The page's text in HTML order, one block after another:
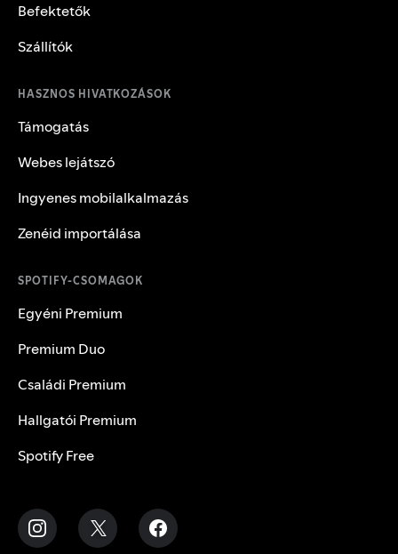
Befektetők
Szállítók
HASZNOS HIVATKOZÁSOK
Támogatás
Webes lejátszó
Ingyenes mobilalkalmazás
Zenéid importálása
SPOTIFY-CSOMAGOK
Egyéni Premium
Premium Duo
Családi Premium
Hallgatói Premium
Spotify Free